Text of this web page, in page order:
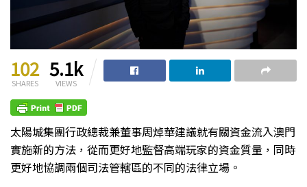
102
SHARES
5.1k
VIEWS
太陽城集團行政總裁兼董事周焯華建議就有關資金流入澳門
實施新的方法，從而更好地監督高端玩家的資金質量，同時
更好地協調兩個司法管轄區的不同的法律立場。